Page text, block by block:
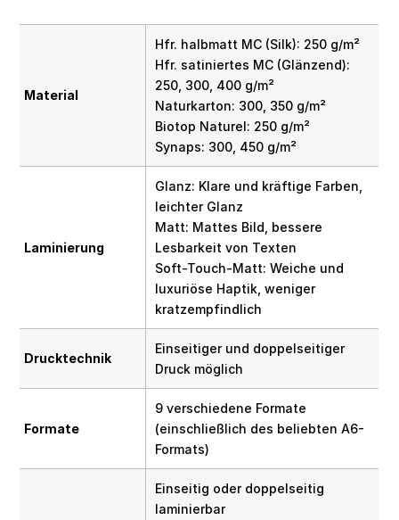
Material
Hfr. halbmatt MC (Silk): 250 g/m²
Hfr. satiniertes MC (Glänzend):
250, 300, 400 g/m²
Naturkarton: 300, 350 g/m²
Biotop Naturel: 250 g/m²
Synaps: 300, 450 g/m²
Laminierung
Glanz: Klare und kräftige Farben,
leichter Glanz
Matt: Mattes Bild, bessere
Lesbarkeit von Texten
Soft-Touch-Matt: Weiche und
luxuriöse Haptik, weniger
kratzempfindlich
Drucktechnik
Einseitiger und doppelseitiger
Druck möglich
Formate
9 verschiedene Formate
(einschließlich des beliebten A6-
Formats)
Einseitig oder doppelseitig
laminierbar